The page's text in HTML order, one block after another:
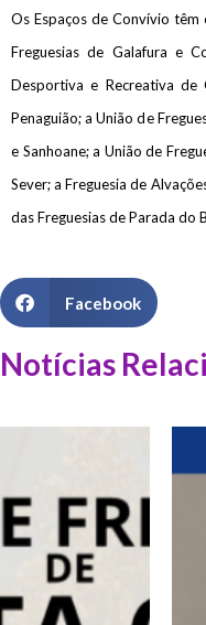
Os Espaços de Convívio têm
Freguesias de Galafura e
Desportiva e Recreativa
Penaguião; a União de
e Sanhoane; a União de
Sever; a Freguesia de
das Freguesias de Parada do
Facebook
Notícias